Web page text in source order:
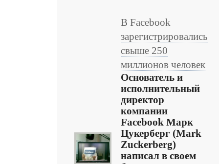
В Facebook
зарегистрировались
свыше 250
миллионов человек
Основатель и
исполнительный
директор
компании
Facebook Марк
Цукерберг (Mark
Zuckerberg)
написал в своем